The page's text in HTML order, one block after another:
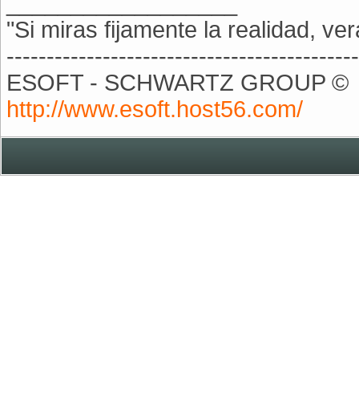
"Si miras fijamente la realidad,
ESOFT - SCHWARTZ GROUP ©
http://www.esoft.host56.com/